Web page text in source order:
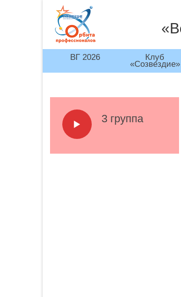
ВГ 2026 Клуб
«Созвездие»
3 группа